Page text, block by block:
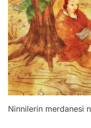
Ninnilerin merdanesi